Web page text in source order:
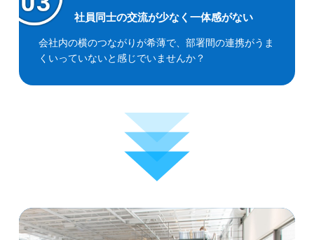
社員同士の交流が少なく一体感がない
会社内の横のつながりが希薄で、部署間の連携がうま
くいっていないと感じでいませんか？